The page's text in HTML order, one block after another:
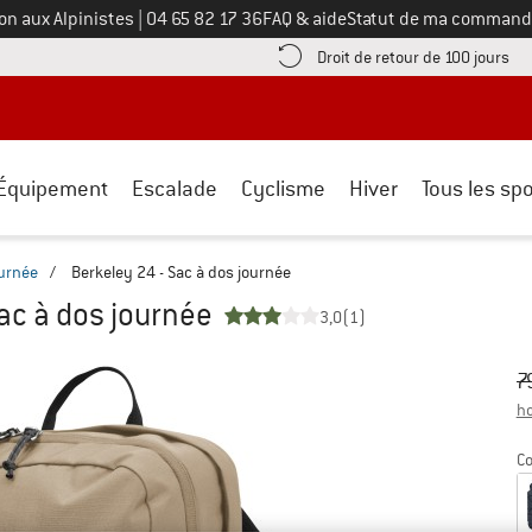
aux Alpinistes Appelez-nous au
04 65 82 17 36FAQ & aideStatut de ma
les informations de paiement ici ! Ouvre une boîte d'information
Droit de retour de 100 jours
Escalade Cyclisme Hiver Tous les
/ Berkeley 24 - Sac à dos journée
à dos journée 3,0(1)